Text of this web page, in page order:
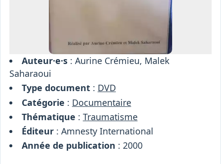
Auteur·e·s: Aurine Crémieu, Malek
Saharaoui
Type document: DVD
Catégorie : Documentaire
Thématique : Traumatisme
Éditeur: Amnesty International
Année de publication : 2000